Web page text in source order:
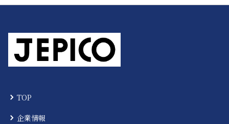
TOP
企業情報